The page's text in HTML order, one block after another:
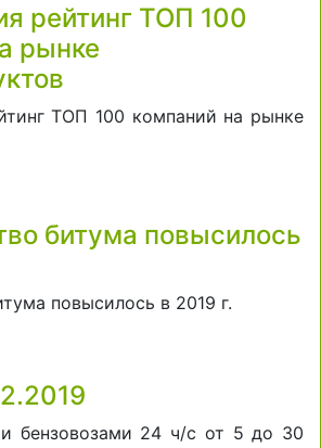
рейтинг ТОП 100
рынке
ТОП 100 компаний на рынке
битума повысилось
повысилось в 2019 г.
бензовозами 24 ч/с от 5 до 30